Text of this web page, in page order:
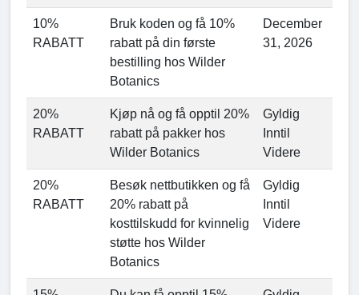
10%
RABATT
Bruk koden og få 10%
rabatt på din første
bestilling hos Wilder
Botanics
December
31, 2026
20%
RABATT
Kjøp nå og få opptil 20%
rabatt på pakker hos
Wilder Botanics
Gyldig
Inntil
Videre
20%
RABATT
Besøk nettbutikken og få
20% rabatt på
kosttilskudd for kvinnelig
støtte hos Wilder
Botanics
Gyldig
Inntil
Videre